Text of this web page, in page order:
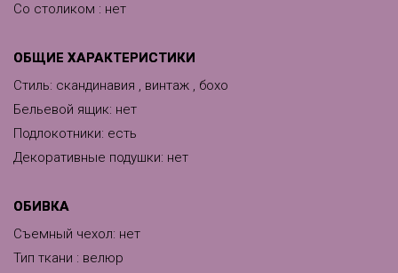
Со столиком : нет
ОБЩИЕ ХАРАКТЕРИСТИКИ
Стиль: скандинавия , винтаж , бохо
Бельевой ящик: нет
Подлокотники: есть
Декоративные подушки: нет
ОБИВКА
Съемный чехол: нет
Тип ткани : велюр